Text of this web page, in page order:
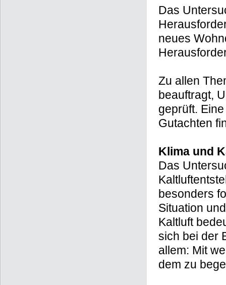
Das
neues
Zu allen
beauftragt,
geprüft.
Gutachten
Klima und
Das
besonders
Situation
Kaltluft
sich bei der
allem: Mit
dem zu